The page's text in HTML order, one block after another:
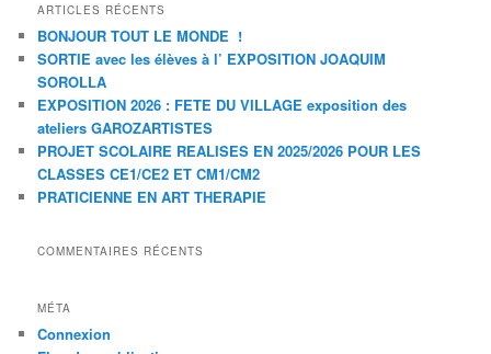
ARTICLES RÉCENTS
BONJOUR TOUT LE MONDE !
SORTIE avec les élèves à l’ EXPOSITION JOAQUIM
SOROLLA
EXPOSITION 2026 : FETE DU VILLAGE exposition des
ateliers GAROZARTISTES
PROJET SCOLAIRE REALISES EN 2025/2026 POUR LES
CLASSES CE1/CE2 ET CM1/CM2
PRATICIENNE EN ART THERAPIE
COMMENTAIRES RÉCENTS
MÉTA
Connexion